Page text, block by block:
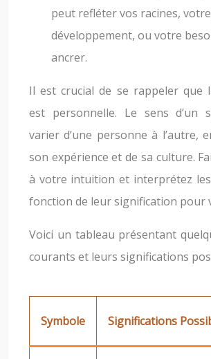
peut refléter vos racines,
développement, ou votre
ancrer.
Il est crucial de se rappeler que
est personnelle. Le sens d’un
varier d’une personne à l’autre,
son expérience et de sa culture.
à votre intuition et interprétez
fonction de leur signification pour
Voici un tableau présentant
courants et leurs significations
Symbole Significations